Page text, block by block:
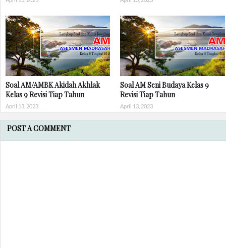
Soal AM/AMBK Akidah Akhlak
Kelas 9 Revisi Tiap Tahun
April 13, 2023
Soal AM Seni Budaya Kelas 9
Revisi Tiap Tahun
April 13, 2023
POST A COMMENT